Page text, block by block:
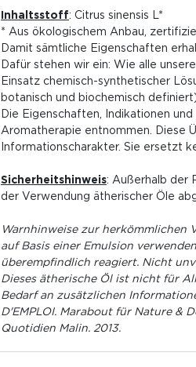
Inhaltsstoff: Citrus sinensis L*
* Aus ökologischem Anbau,
Damit sämtliche Eigenschaften
Dafür stehen wir ein: Wie alle
Einsatz chemisch-synthetischer
botanisch und biochemisch
Die Eigenschaften, Indikationen
Aromatherapie entnommen. Diese
Informationscharakter. Sie ersetzt
Sicherheitshinweis: Außerhalb der
der Verwendung ätherischer Öle
Warnhinweise zur herkömmlichen
auf Basis einer Emulsion
überempfindlich reagiert. Nicht
Dieses ätherische Öl ist nicht für
Bedarf an zusätzlichen
D'EMPLOI. Marabout für Nature &
Quotidien Malin. 2013.